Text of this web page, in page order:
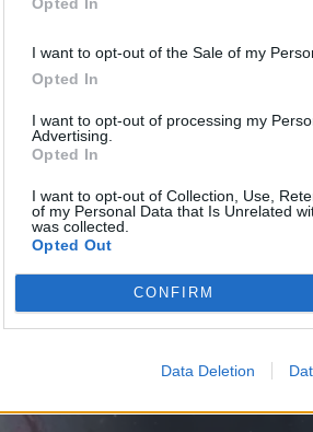
I want to opt-out of the Sale of my
Opted In
I want to opt-out of processing my
Advertising.
Opted In
I want to opt-out of Collection, Use,
of my Personal Data that Is Unrelated
was collected.
Opted Out
CONFIRM
Data Deletion